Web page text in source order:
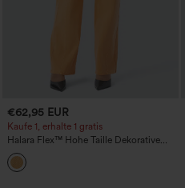
€62,95 EUR
Kaufe 1, erhalte 1 gratis
Halara Flex™ Hohe Taille Dekorative
Taschen Gerade Bein Bunte Lässige
Boyfriend-Jeans